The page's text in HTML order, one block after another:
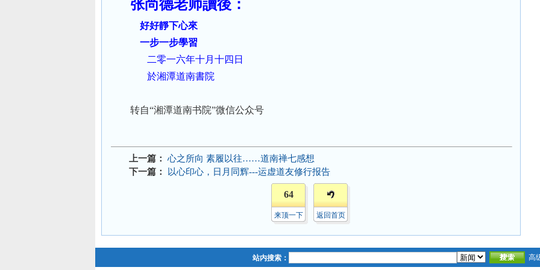
张尚德老师讀後：
好好靜下心來
一步一步學習
二零一六年十月十四日
於湘潭道南書院
转自“湘潭道南书院”微信公众号
上一篇：
心之所向 素履以往……道南禅七感想
下一篇：
以心印心，日月同辉---运虚道友修行报告
64
来顶一下 返回首页
站内搜索： 高